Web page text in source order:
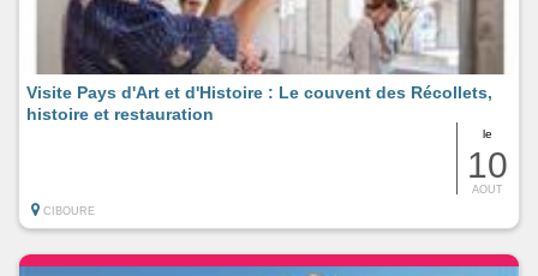
le
10
AOUT
Visite Pays d'Art et d'Histoire : Le couvent des Récollets,
histoire et restauration
CIBOURE